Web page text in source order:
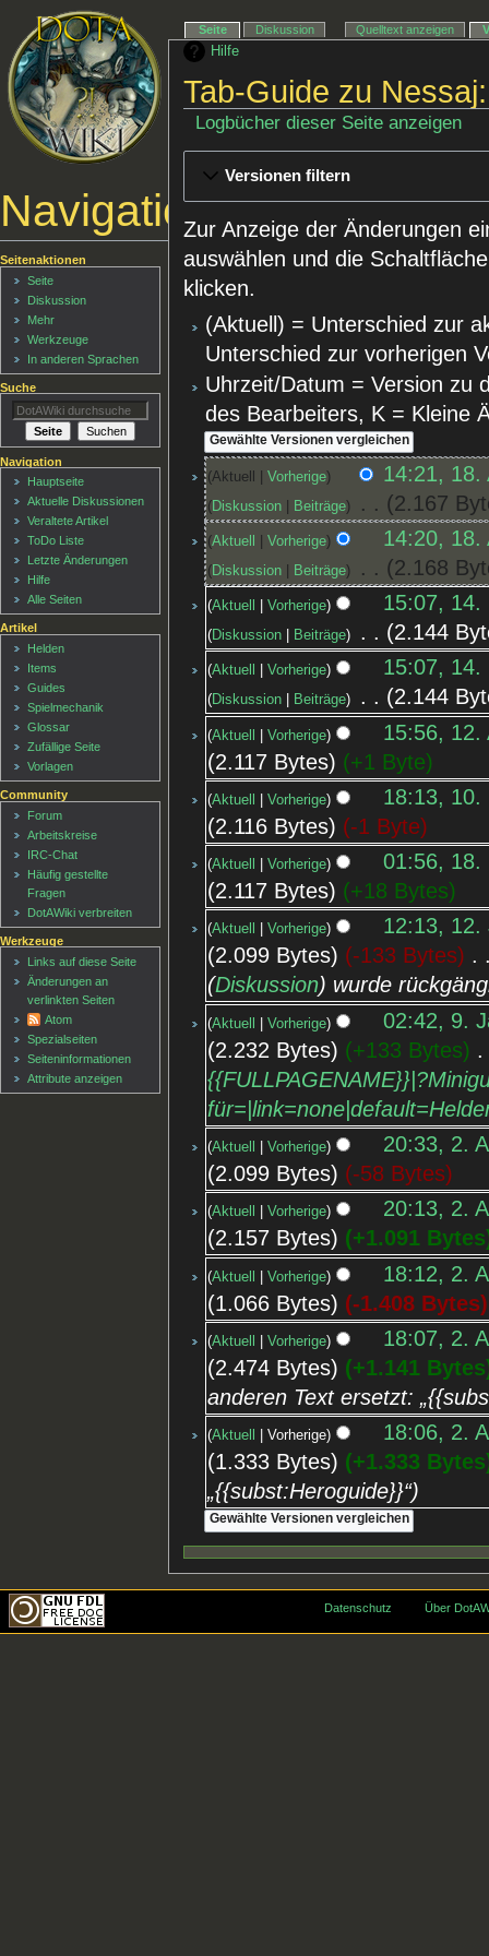
Hilfe
Tab-Guide zu
Logbücher dieser Seite anzeigen
Versionen filtern
Zur Anzeige der Änderungen
auswählen und die
klicken.
(Aktuell) = Unterschied zur
Unterschied zur vorherigen
Uhrzeit/Datum = Version zu
des Bearbeiters, K = Kleine
Aktuell Vorherige 14:21, 18.
Diskussion Beiträge 2.167
Aktuell Vorherige 14:20, 18.
Diskussion Beiträge 2.168
Aktuell Vorherige 15:07, 14.
Diskussion Beiträge 2.144
Aktuell Vorherige 15:07, 14.
Diskussion Beiträge 2.144
Aktuell Vorherige
15:56, 12.
2.117 Bytes
+1 Byte
Aktuell Vorherige
18:13, 10.
2.116 Bytes
-1 Byte
Aktuell Vorherige
01:56, 18.
2.117 Bytes
+18 Bytes
Aktuell Vorherige
12:13, 12.
2.099 Bytes
-133 Bytes
(Diskussion) wurde
Aktuell Vorherige
02:42, 9.
2.232 Bytes
+133 Bytes
Aktuell Vorherige
20:33, 2.
2.099 Bytes
-58 Bytes
Aktuell Vorherige
20:13, 2.
2.157 Bytes
+1.091 Bytes
Aktuell Vorherige
18:12, 2.
1.066 Bytes
-1.408 Bytes
Aktuell Vorherige
18:07, 2.
2.474 Bytes
+1.141 Bytes
anderen Text ersetzt:
Aktuell Vorherige
18:06, 2.
1.333 Bytes
+1.333 Bytes
„{{subst:Heroguide}}“
Navigationsmenü
Seite Diskussion Quelltext anzeigen
Seitenaktionen
Seite
Diskussion
Mehr
Werkzeuge
In anderen Sprachen
Suche
Navigation
Hauptseite
Aktuelle Diskussionen
Veraltete Artikel
ToDo Liste
Letzte Änderungen
Hilfe
Alle Seiten
Artikel
Helden
Items
Guides
Spielmechanik
Glossar
Zufällige Seite
Vorlagen
Community
Forum
Arbeitskreise
IRC-Chat
Häufig gestellte
Fragen
DotAWiki verbreiten
Werkzeuge
Links auf diese Seite
Änderungen an
verlinkten Seiten
Atom
Spezialseiten
Seiten­informationen
Attribute anzeigen
Datenschutz Über